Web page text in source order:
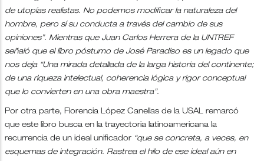
de utopías realistas. No podemos modificar la naturaleza del
hombre, pero sí su conducta a través del cambio de sus
opiniones”. Mientras que Juan Carlos Herrera de la UNTREF
señaló que el libro póstumo de José Paradiso es un legado que
nos deja “Una mirada detallada de la larga historia del continente;
de una riqueza intelectual, coherencia lógica y rigor conceptual
que lo convierten en una obra maestra”.
Por otra parte, Florencia López Canellas de la USAL remarcó
que este libro busca en la trayectoria latinoamericana la
recurrencia de un ideal unificador “que se concreta, a veces, en
esquemas de integración. Rastrea el hilo de ese ideal aún en